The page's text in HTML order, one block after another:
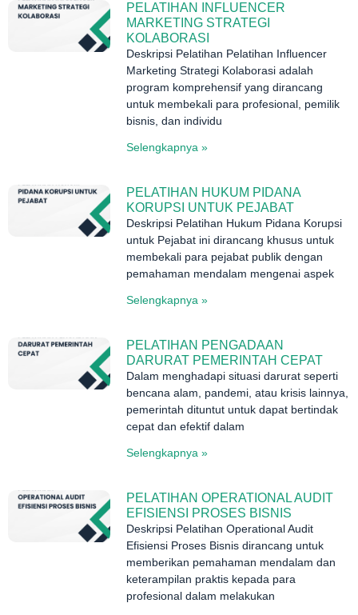
PELATIHAN INFLUENCER
MARKETING STRATEGI
KOLABORASI
Deskripsi Pelatihan Pelatihan Influencer
Marketing Strategi Kolaborasi adalah
program komprehensif yang dirancang
untuk membekali para profesional, pemilik
bisnis, dan individu
Selengkapnya »
PELATIHAN HUKUM PIDANA
KORUPSI UNTUK PEJABAT
Deskripsi Pelatihan Hukum Pidana Korupsi
untuk Pejabat ini dirancang khusus untuk
membekali para pejabat publik dengan
pemahaman mendalam mengenai aspek
Selengkapnya »
PELATIHAN PENGADAAN
DARURAT PEMERINTAH CEPAT
Dalam menghadapi situasi darurat seperti
bencana alam, pandemi, atau krisis lainnya,
pemerintah dituntut untuk dapat bertindak
cepat dan efektif dalam
Selengkapnya »
PELATIHAN OPERATIONAL AUDIT
EFISIENSI PROSES BISNIS
Deskripsi Pelatihan Operational Audit
Efisiensi Proses Bisnis dirancang untuk
memberikan pemahaman mendalam dan
keterampilan praktis kepada para
profesional dalam melakukan